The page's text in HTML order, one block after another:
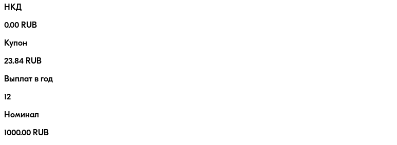
НКД
0.00 RUB
Купон
23.84 RUB
Выплат в год
12
Номинал
1000.00 RUB